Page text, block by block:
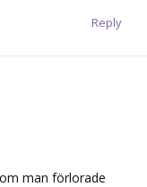
Reply
man förlorade